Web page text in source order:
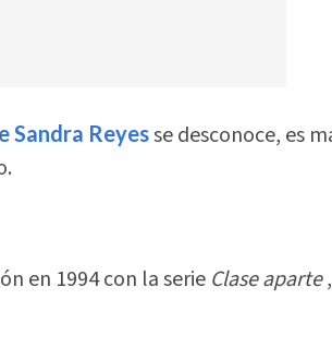
Sandra Reyesse desconoce, es
en 1994 con la serie Clase aparte